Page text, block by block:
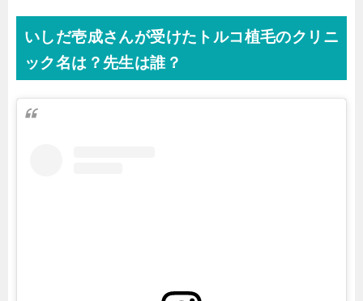
いしだ壱成さんが受けたトルコ植毛のクリニ
ック名は？先生は誰？